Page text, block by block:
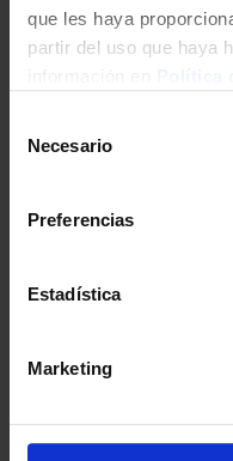
que les haya
partir del uso que haya
Necesario
Preferencias
Estadística
Marketing
CACEROLA MONIX